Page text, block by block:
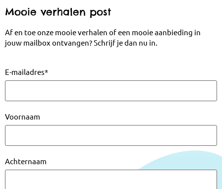
Mooie verhalen post
Af en toe onze mooie verhalen of een mooie aanbieding in
jouw mailbox ontvangen? Schrijf je dan nu in.
E-mailadres*
Voornaam
Achternaam